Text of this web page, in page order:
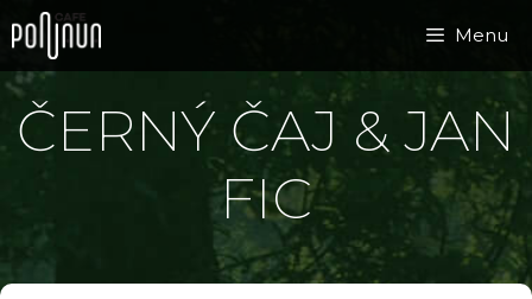
Přeskočit
na
obsah
Menu
ČERNÝ ČAJ & JAN
FIC